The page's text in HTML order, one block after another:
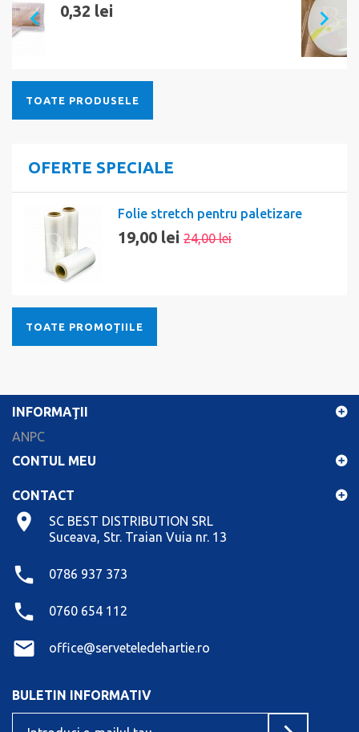
TOATE PRODUSELE
OFERTE SPECIALE
Folie stretch pentru paletizare
19,00 lei 24,00 lei
TOATE PROMOȚIILE
INFORMAŢII
ANPC
CONTUL MEU
CONTACT
SC BEST DISTRIBUTION SRL
Suceava, Str. Traian Vuia nr. 13
0786 937 373
0760 654 112
office@serveteledehartie.ro
BULETIN INFORMATIV